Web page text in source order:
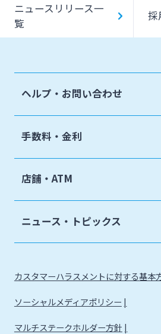
ログオン
個人のお客さま
法人・個人事業主のお客さま
株主・投資家の皆さま
ニュースリリース一
覧
採
ヘルプ・お問い合わせ
手数料・金利
店舗・ATM
ニュース・トピックス
カスタマーハラスメントに対する基本
ソーシャルメディアポリシー
マルチステークホルダー方針